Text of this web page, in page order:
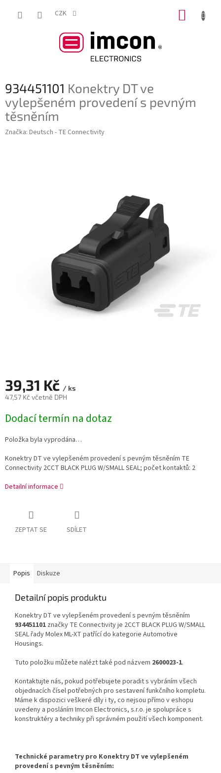
CZK
934451101 Konektry DT ve
vylepšeném provedení s pevným
těsněním
Značka: Deutsch - TE Connectivity
39,31 Kč / ks
47,57 Kč včetně DPH
cena:
Dodací termín na dotaz
Položka byla vyprodána…
Konektry DT ve vylepšeném provedení s pevným těsněním TE
Connectivity 2CCT BLACK PLUG W/SMALL SEAL; počet kontaktů: 2
Detailní informace
ZEPTAT SE SDÍLET
Popis Diskuze
Detailní popis produktu
Konektry DT ve vylepšeném provedení s pevným těsněním
934451101 značky TE Connectivity je 2CCT BLACK PLUG W/SMALL
SEAL řady Molex ML-XT patřící do kategorie Automotive
Housings.
Tuto položku můžete nalézt také pod názvem 2600023-1.
Kontaktujte nás, pokud potřebujete poradit s vybráním všech
objednacích čísel potřebných pro sestavení funkčního kompletu.
Máme k dispozici veškeré díly i ty, co nejsou přímo v eshopu
uvedeny a posláním Imcon Electronics, s.r.o. je spolupráce s
konstruktéry a techniky při správném použití všech komponent.
Technické parametry pro Konektry DT ve vylepšeném
provedení s pevným těsněním: